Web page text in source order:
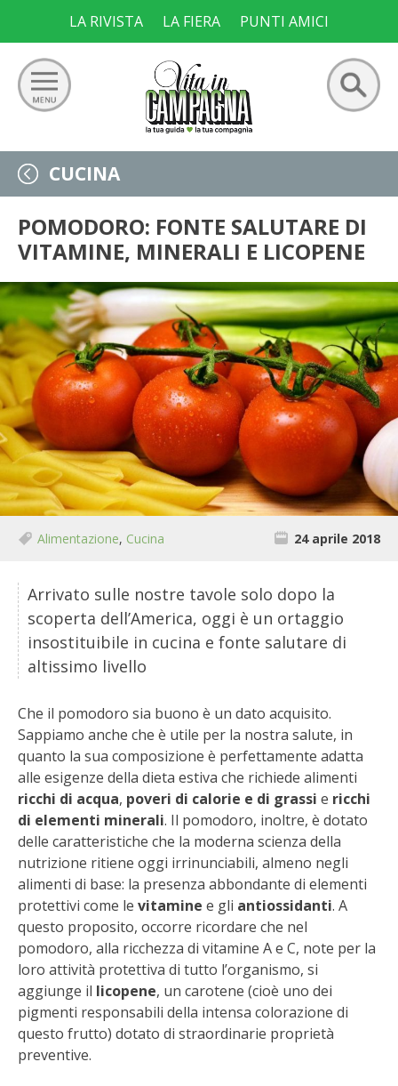
content
LA RIVISTA LA FIERA PUNTI AMICI
Ricerca
per:
GIARDINO
ORTO
FRUTTETO
VIGNETO
ALLEVAMENTI
BIODIVERSITÀ
CUCINA
PRODOTTI
FARFALLE DELLA CAMPAGNA
PICCOLO POLLAIO
STORIE DEI LETTORI
CONSERVARE LA FRUTTA
CONSERVE DELL’ORTO
FACEM
STIHL
BLUMEN
NOCCIOLA DI CALABRIA
PELLENC
MEDICINA DEI SEMPLICI
SCONTI NOVEMBRE
CUCINA
POMODORO: FONTE SALUTARE DI
VITAMINE, MINERALI E LICOPENE
Alimentazione, Cucina 24 aprile 2018
Arrivato sulle nostre tavole solo dopo la
scoperta dell’America, oggi è un ortaggio
insostituibile in cucina e fonte salutare di
altissimo livello
Che il pomodoro sia buono è un dato acquisito.
Sappiamo anche che è utile per la nostra salute, in
quanto la sua composizione è perfettamente adatta
alle esigenze della dieta estiva che richiede alimenti
ricchi di acqua, poveri di calorie e di grassi e ricchi
di elementi minerali. Il pomodoro, inoltre, è dotato
delle caratteristiche che la moderna scienza della
nutrizione ritiene oggi irrinunciabili, almeno negli
alimenti di base: la presenza abbondante di elementi
protettivi come le vitamine e gli antiossidanti. A
questo proposito, occorre ricordare che nel
pomodoro, alla ricchezza di vitamine A e C, note per la
loro attività protettiva di tutto l’organismo, si
aggiunge il licopene, un carotene (cioè uno dei
pigmenti responsabili della intensa colorazione di
questo frutto) dotato di straordinarie proprietà
preventive.